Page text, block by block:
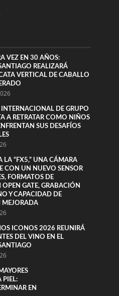
VEZ EN 30 AÑOS:
REALIZARÁ
VERTICAL DE CABALLO
DE GRUPO
A RETRATAR COMO NIÑOS
SUS DESAFÍOS
LA “FX5,” UNA CÁMARA
CON UN NUEVO SENSOR
FORMATOS DE
GATE, GRABACIÓN
Y CAPACIDAD DE
MEJORADA
ICONOS 2026 REUNIRÁ
DEL VINO EN EL
PIEL:
EN